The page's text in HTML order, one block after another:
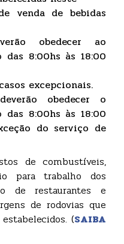
venda de bebidas
obedecer ao
8:00hs às 18:00
excepcionais.
obedecer o
8:00hs às 18:00
do serviço de
de combustíveis,
para trabalho dos
de restaurantes e
de rodovias que
(SAIBA